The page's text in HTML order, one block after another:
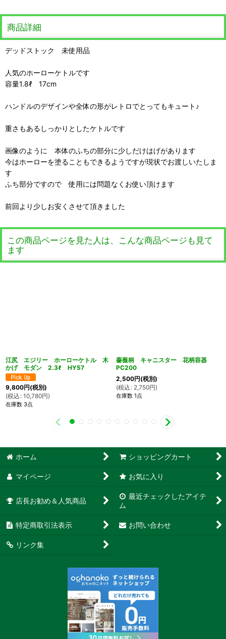
商品詳細
デッドストック 未使用品
人気のホーローケトルです
容量1.8ℓ 17cm
ハンドルのデザインや全体の形がレトロでとってもキュート♪
重さもあるしっかりとしたケトルです
画像のように 本体のふちの部分に少しだけはげがあります
今はホーローを塗ることもできるようですが現状でお渡しいたしま
す
ふち部分ですので 使用には問題なくお使い頂けます
前回より少しお安くさせて頂きました
この商品ページを見た人は、こんな商品ページも見て
ます
江尻 エジリー ホーローケトル 木
かげ モダン 2.3ℓ HY57
9,800円(税別)
(税込 : 10,780円)
在庫数 3点
薔薇柄 キャニスター 花柄容器
PC200
2,500円(税別)
(税込 : 2,750円)
在庫数 1点
ホーム ショッピングカート
マイページ お気に入り
店長お勧め＆人気商品
最近チェックしたアイテ
ム
特定商取引法表示 お問い合わせ
リンク集